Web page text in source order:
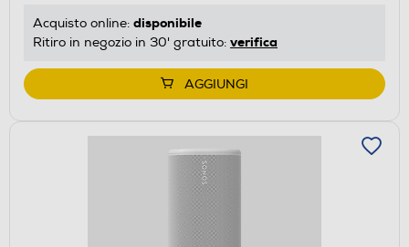
Acquisto online: disponibile
Ritiro in negozio in 30' gratuito: verifica
AGGIUNGI